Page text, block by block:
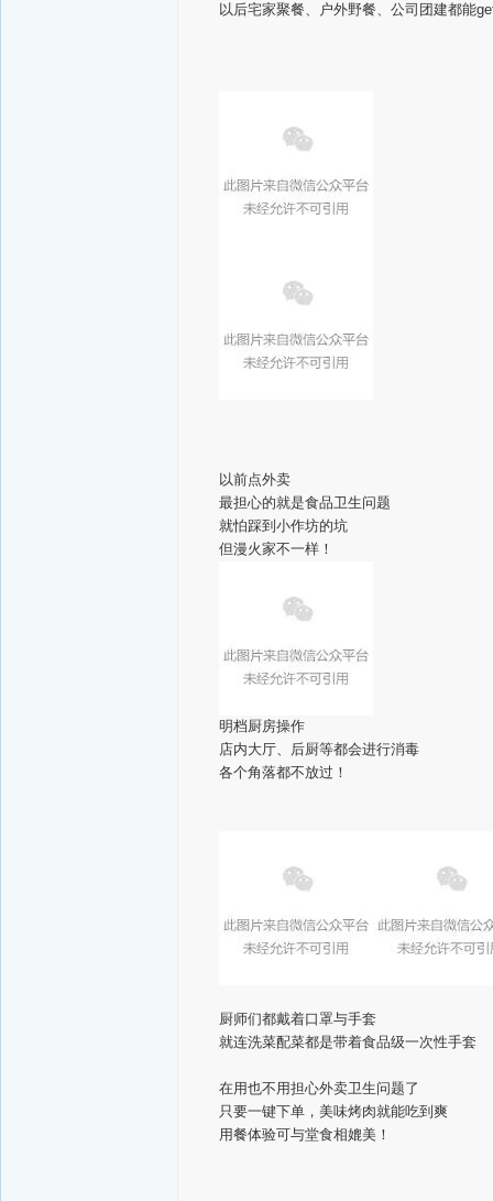
以后宅家聚餐、户外野餐、公司团建都能
以前点外卖
最担心的就是食品卫生问题
就怕踩到小作坊的坑
但漫火家不一样！
明档厨房操作
店内大厅、后厨等都会进行消毒
各个角落都不放过！
厨师们都戴着口罩与手套
就连洗菜配菜都是带着食品级一次性手套
在用也不用担心外卖卫生问题了
只要一键下单，美味烤肉就能吃到爽
用餐体验可与堂食相媲美！